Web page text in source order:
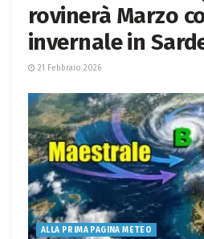
rovinerà Marzo
invernale in
21 Febbraio 2026
ALLA PRIMA PAGINA METEO